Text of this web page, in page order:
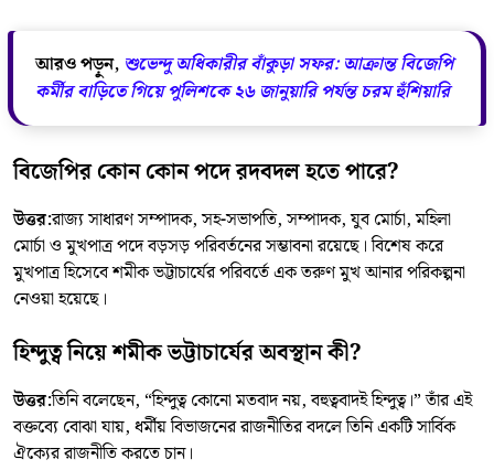
আরও পড়ুন, শুভেন্দু অধিকারীর বাঁকুড়া সফর: আক্রান্ত বিজেপি
কর্মীর বাড়িতে গিয়ে পুলিশকে ২৬ জানুয়ারি পর্যন্ত চরম হুঁশিয়ারি
বিজেপির কোন কোন পদে রদবদল হতে পারে?
উত্তর:রাজ্য সাধারণ সম্পাদক, সহ-সভাপতি, সম্পাদক, যুব মোর্চা, মহিলা
মোর্চা ও মুখপাত্র পদে বড়সড় পরিবর্তনের সম্ভাবনা রয়েছে। বিশেষ করে
মুখপাত্র হিসেবে শমীক ভট্টাচার্যের পরিবর্তে এক তরুণ মুখ আনার পরিকল্পনা
নেওয়া হয়েছে।
হিন্দুত্ব নিয়ে শমীক ভট্টাচার্যের অবস্থান কী?
উত্তর:তিনি বলেছেন, “হিন্দুত্ব কোনো মতবাদ নয়, বহুত্ববাদই হিন্দুত্ব।” তাঁর এই
বক্তব্যে বোঝা যায়, ধর্মীয় বিভাজনের রাজনীতির বদলে তিনি একটি সার্বিক
ঐক্যের রাজনীতি করতে চান।